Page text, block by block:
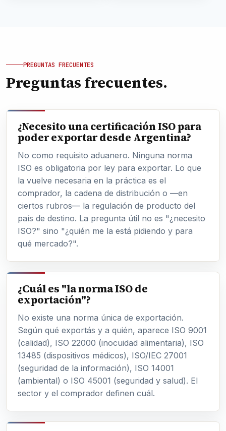
PREGUNTAS FRECUENTES
Preguntas frecuentes.
¿Necesito una certificación ISO para
poder exportar desde Argentina?
No como requisito aduanero. Ninguna norma
ISO es obligatoria por ley para exportar. Lo que
la vuelve necesaria en la práctica es el
comprador, la cadena de distribución o —en
ciertos rubros— la regulación de producto del
país de destino. La pregunta útil no es "¿necesito
ISO?" sino "¿quién me la está pidiendo y para
qué mercado?".
¿Cuál es "la norma ISO de
exportación"?
No existe una norma única de exportación.
Según qué exportás y a quién, aparece ISO 9001
(calidad), ISO 22000 (inocuidad alimentaria), ISO
13485 (dispositivos médicos), ISO/IEC 27001
(seguridad de la información), ISO 14001
(ambiental) o ISO 45001 (seguridad y salud). El
sector y el comprador definen cuál.